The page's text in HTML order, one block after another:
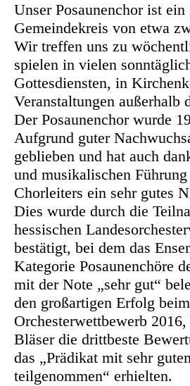
Unser Posaunenchor ist
Gemeindekreis von etwa
Wir treffen uns zu
spielen in vielen
Gottesdiensten, in
Veranstaltungen außerhalb
Der Posaunenchor wurde
Aufgrund guter
geblieben und hat auch
und musikalischen Führung
Chorleiters ein sehr gutes
Dies wurde durch die
hessischen
bestätigt, bei dem das
Kategorie Posaunenchöre
mit der Note „sehr gut“
den großartigen Erfolg
Orchesterwettbewerb
Bläser die drittbeste
das „Prädikat mit sehr
teilgenommen“ erhielten.